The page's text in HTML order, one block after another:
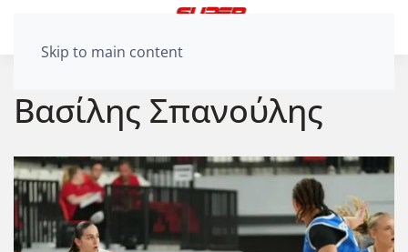
Skip to main content
Βασίλης Σπανούλης